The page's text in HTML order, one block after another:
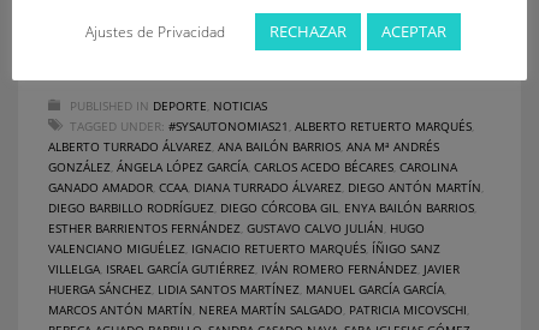
Autónomas Absoluto y Cadete, #SySAutonomias21, con 22
socorristas, 12 correspondientes
PUBLISHED IN DEPORTE NOTICIAS
TAGGED UNDER: #SYSAUTONOMIAS21 ALBERTO RETUERTO MARQUÉS
ALBERTO TURRADO ÁLVAREZ ANA BAILÓN BARRIOS ANA Mª ANDRÉS
GONZÁLEZ ÁNGELA LÓPEZ GARCÍA CARLOS ACEDO BÉCARES CAROLINA
GANADO AMADOR CCAA DIANA TURRADO ÁLVAREZ DIEGO ANTÓN MARTÍN
DIEGO BARBILLO RODRÍGUEZ DIEGO CÓRCOBA GIL ENYA BAILÓN BARRIOS
ESTHER BARRIENTOS FERNÁNDEZ GUSTAVO CALVO JULIÁN HUGO
VALENCIANO MIGUÉLEZ IGNACIO RETUERTO MARQUÉS ÍÑIGO SANZ
VILLELGA ISRAEL GARCÍA GUTIÉRREZ IVÁN ROMERO FERNÁNDEZ JAVIER
HUERGA SÁNCHEZ LIDIA SANTOS MARTÍNEZ MANUEL GARCÍA GARCÍA
MARCOS ANTÓN MARTÍN NEREA MARTÍN SALGADO PATRICIA MICOVSCHI
Ajustes de Privacidad RECHAZAR ACEPTAR